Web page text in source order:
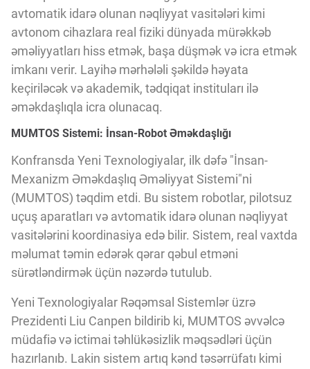
Innovasiya Bələdçisi
Gələcəyin Təhlili
Podkastlar
avtomatik idarə olunan nəqliyyat vasitələri kimi
avtonom cihazlara real fiziki dünyada mürəkkəb
əməliyyatları hiss etmək, başa düşmək və icra etmək
imkanı verir. Layihə mərhələli şəkildə həyata
keçiriləcək və akademik, tədqiqat instituları ilə
əməkdaşlıqla icra olunacaq.
MUMTOS Sistemi: İnsan-Robot Əməkdaşlığı
Konfransda Yeni Texnologiyalar, ilk dəfə "İnsan-
Mexanizm Əməkdaşlıq Əməliyyat Sistemi"ni
(MUMTOS) təqdim etdi. Bu sistem robotlar, pilotsuz
uçuş aparatları və avtomatik idarə olunan nəqliyyat
vasitələrini koordinasiya edə bilir. Sistem, real vaxtda
məlumat təmin edərək qərar qəbul etməni
sürətləndirmək üçün nəzərdə tutulub.
Yeni Texnologiyalar Rəqəmsal Sistemlər üzrə
Prezidenti Liu Canpen bildirib ki, MUMTOS əvvəlcə
müdafiə və ictimai təhlükəsizlik məqsədləri üçün
hazırlanıb. Lakin sistem artıq kənd təsərrüfatı kimi